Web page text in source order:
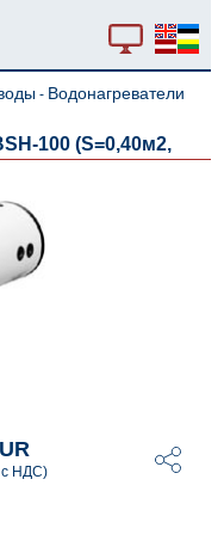
- Водонагреватели
100 (S=0,40м2,
с НДС)